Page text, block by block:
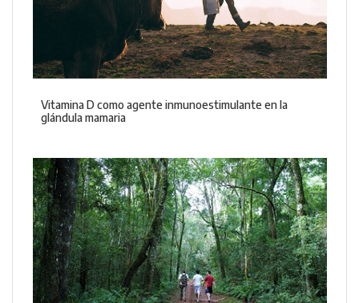
Vitamina D como agente inmunoestimulante en la
glándula mamaria